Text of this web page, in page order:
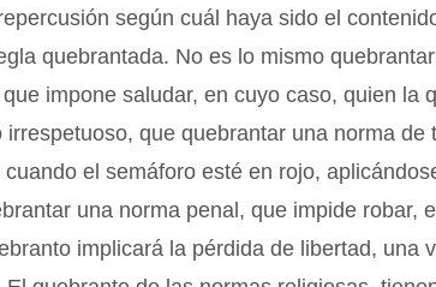
según cuál haya sido el
quebrantada. No es lo mismo
impone saludar, en cuyo caso, quien la
irrespetuoso, que quebrantar una norma de
el semáforo esté en rojo,
una norma penal, que impide robar,
implicará la pérdida de libertad, una